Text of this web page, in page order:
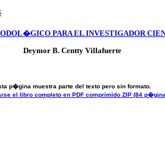
PARA EL INVESTIGADOR
Deymor B. Centty Villafuerte
p�gina muestra parte del texto pero sin formato.
el libro completo en PDF comprimido ZIP (84